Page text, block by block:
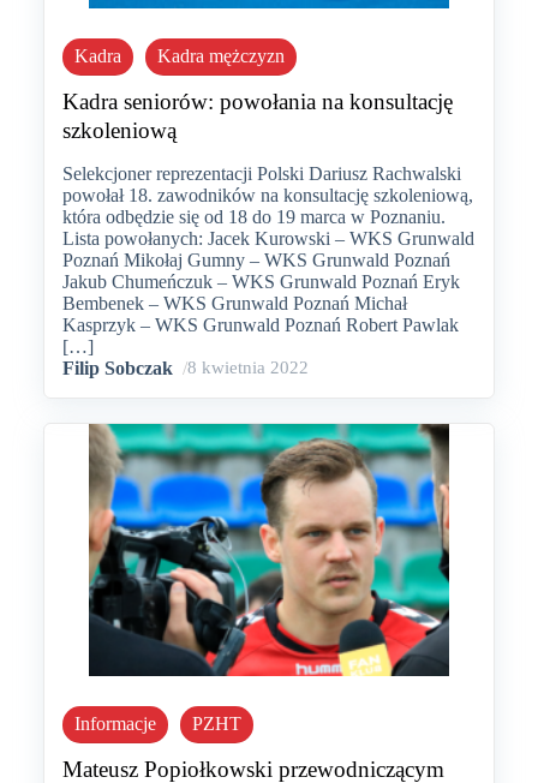
Kadra Kadra mężczyzn
Kadra seniorów: powołania na konsultację
szkoleniową
Selekcjoner reprezentacji Polski Dariusz Rachwalski
powołał 18. zawodników na konsultację szkoleniową,
która odbędzie się od 18 do 19 marca w Poznaniu.
Lista powołanych: Jacek Kurowski – WKS Grunwald
Poznań Mikołaj Gumny – WKS Grunwald Poznań
Jakub Chumeńczuk – WKS Grunwald Poznań Eryk
Bembenek – WKS Grunwald Poznań Michał
Kasprzyk – WKS Grunwald Poznań Robert Pawlak
[…]
Filip Sobczak /8 kwietnia 2022
Informacje PZHT
Mateusz Popiołkowski przewodniczącym